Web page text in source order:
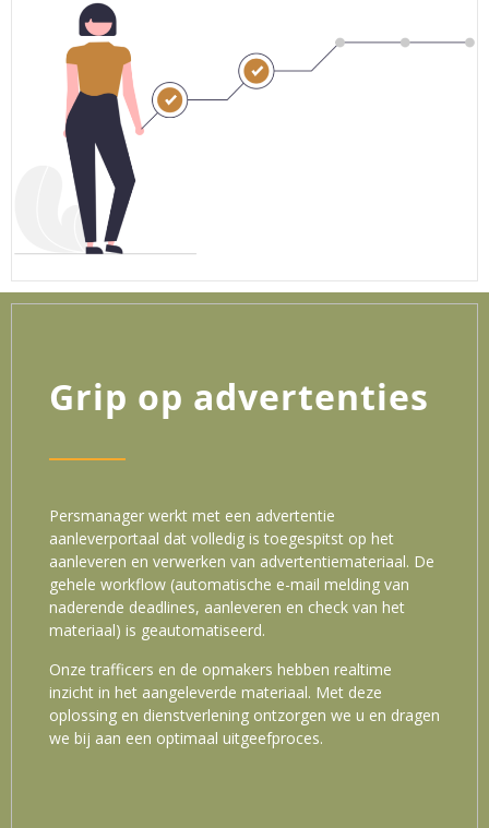
Grip op advertenties
Persmanager werkt met een advertentie
aanleverportaal dat volledig is toegespitst op het
aanleveren en verwerken van advertentiemateriaal. De
gehele workflow (automatische e-mail melding van
naderende deadlines, aanleveren en check van het
materiaal) is geautomatiseerd.
Onze trafficers en de opmakers hebben realtime
inzicht in het aangeleverde materiaal. Met deze
oplossing en dienstverlening ontzorgen we u en dragen
we bij aan een optimaal uitgeefproces.